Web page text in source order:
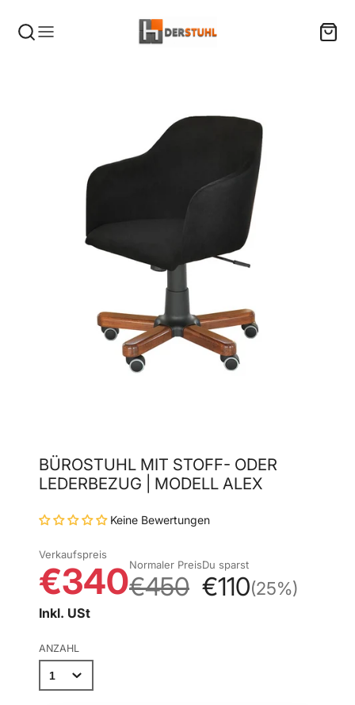
BÜROSTUHL MIT STOFF- ODER
LEDERBEZUG | MODELL ALEX
Keine Bewertungen
Verkaufspreis
€340Normaler Preis
€450
Du sparst
€110(25%)
Inkl. USt
ANZAHL